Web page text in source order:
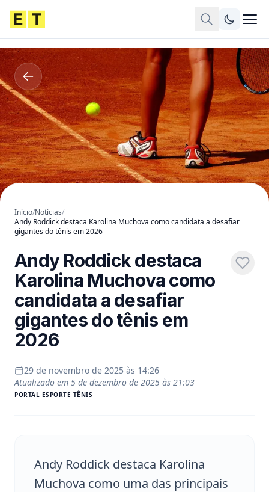
Início/Notícias/
Andy Roddick destaca Karolina Muchova como candidata a desafiar
gigantes do tênis em 2026
Andy Roddick destaca
Karolina Muchova como
candidata a desafiar
gigantes do tênis em
2026
29 de novembro de 2025 às 14:26
Atualizado em 5 de dezembro de 2025 às 21:03
PORTAL ESPORTE TÊNIS
Andy Roddick destaca Karolina
Muchova como uma das principais